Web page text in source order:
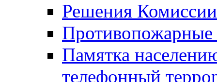
Решения
Противопожарные
Памятка
телефонный